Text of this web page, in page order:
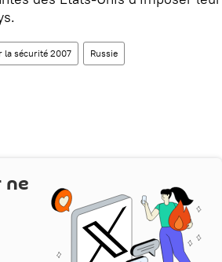
la sécurité 2007 Russie
ne